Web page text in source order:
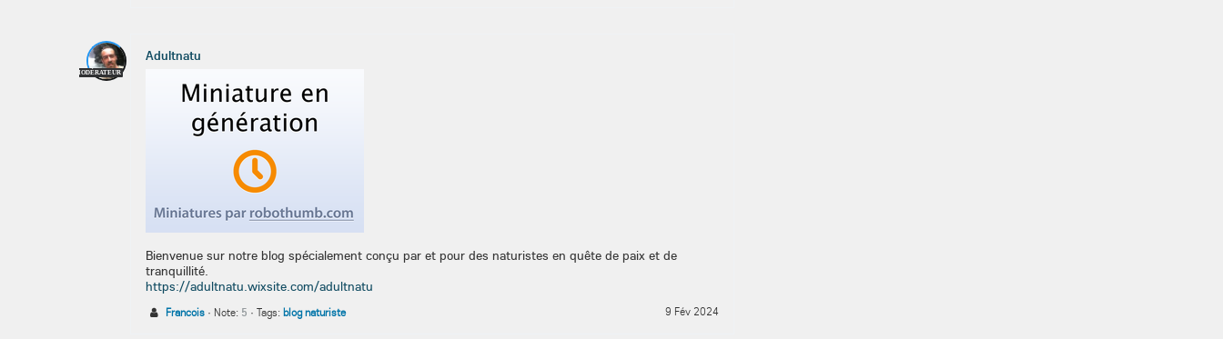
MODÉRATEUR
Adultnatu
Bienvenue sur notre blog spécialement conçu par et pour des naturistes en quête de paix et de
tranquillité.
https://adultnatu.wixsite.com/adultnatu
Francois 9 Fév 2024
· Note: 5 · Tags:blog naturiste